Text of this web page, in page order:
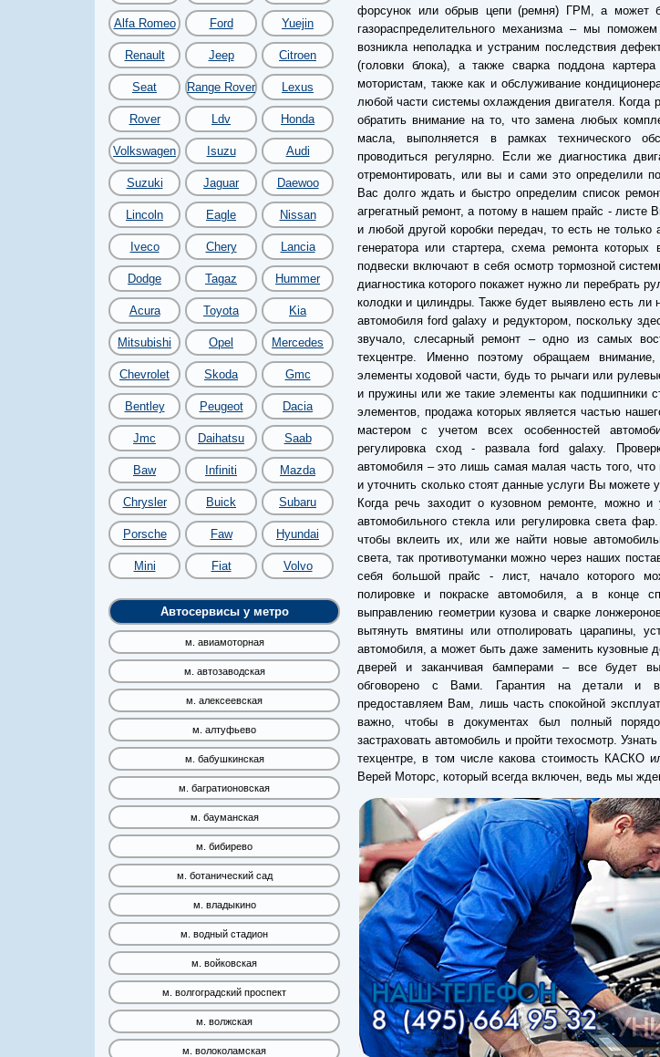
Alfa Romeo Ford Yuejin
Renault Jeep Citroen
Seat Range Rover Lexus
Rover Ldv Honda
Volkswagen Isuzu Audi
Suzuki Jaguar Daewoo
Lincoln Eagle Nissan
Iveco Chery Lancia
Dodge Tagaz Hummer
Acura Toyota Kia
Mitsubishi Opel Mercedes
Chevrolet Skoda Gmc
Bentley Peugeot Dacia
Jmc Daihatsu Saab
Baw Infiniti Mazda
Chrysler Buick Subaru
Porsche Faw Hyundai
Mini Fiat Volvo
Автосервисы у метро
м. авиамоторная
м. автозаводская
м. алексеевская
м. алтуфьево
м. бабушкинская
м. багратионовская
м. бауманская
м. бибирево
м. ботанический сад
м. владыкино
м. водный стадион
м. войковская
м. волгоградский проспект
м. волжская
м. волоколамская
форсунок или обрыв цепи (ремня) ГРМ, а может
газораспределительного механизма – мы
возникла неполадка и устраним последствия
(головки блока), а также сварка поддона
мотористам, также как и обслуживание
любой части системы охлаждения двигателя. Когда
обратить внимание на то, что замена любых
масла, выполняется в рамках технического
проводиться регулярно. Если же диагностика
отремонтировать, или вы и сами это определили
Вас долго ждать и быстро определим список
агрегатный ремонт, а потому в нашем прайс - листе
и любой другой коробки передач, то есть не
генератора или стартера, схема ремонта
подвески включают в себя осмотр тормозной
диагностика которого покажет нужно ли перебрать
колодки и цилиндры. Также будет выявлено есть ли
автомобиля ford galaxy и редуктором, поскольку
звучало, слесарный ремонт – одно из самых
техцентре. Именно поэтому обращаем
элементы ходовой части, будь то рычаги или
и пружины или же такие элементы как подшипники
элементов, продажа которых является частью
мастером с учетом всех особенностей
регулировка сход - развала ford galaxy.
автомобиля – это лишь самая малая часть того, что
и уточнить сколько стоят данные услуги Вы можете
Когда речь заходит о кузовном ремонте, можно и
автомобильного стекла или регулировка света
чтобы вклеить их, или же найти новые
света, так противотуманки можно через наших
себя большой прайс - лист, начало которого
полировке и покраске автомобиля, а в конце
выправлению геометрии кузова и сварке
вытянуть вмятины или отполировать царапины,
автомобиля, а может быть даже заменить кузовные
дверей и заканчивая бамперами – все будет
обговорено с Вами. Гарантия на детали и
предоставляем Вам, лишь часть спокойной
важно, чтобы в документах был полный
застраховать автомобиль и пройти техосмотр.
техцентре, в том числе какова стоимость
Верей Моторс, который всегда включен, ведь мы